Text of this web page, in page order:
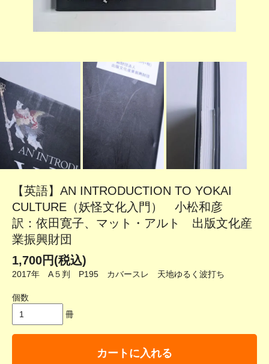
【英語】AN INTRODUCTION TO YOKAI
CULTURE（妖怪文化入門） 小松和彦
訳：依田寛子、マット・アルト 出版文化産
業振興財団
1,700円(税込)
2017年 A５判 P195 カバースレ 天地ゆるく波打ち
個数
冊
カートに入れる